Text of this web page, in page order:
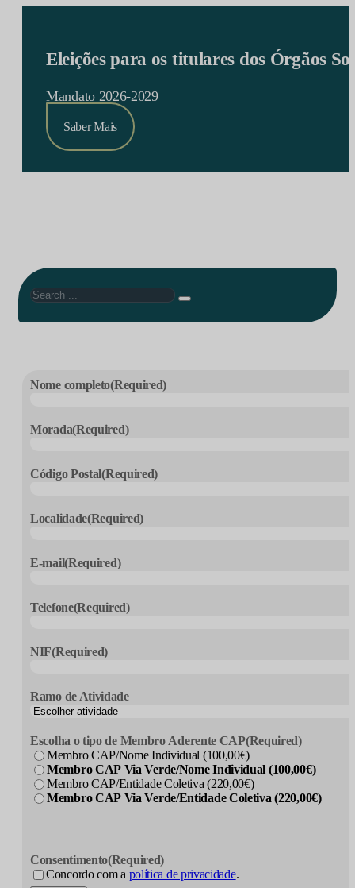
Eleições para os titulares dos Órgãos
Mandato 2026-2029
Saber Mais
Search
Nome completo(Required)
Morada(Required)
Código Postal(Required)
Localidade(Required)
E-mail(Required)
Telefone(Required)
NIF(Required)
Ramo de Atividade
Escolha o tipo de Membro Aderente CAP(Required)
Membro CAP/Nome Individual (100,00€)
Membro CAP Via Verde/Nome Individual (100,00€)
Membro CAP/Entidade Coletiva (220,00€)
Membro CAP Via Verde/Entidade Coletiva (220,00€)
Consentimento(Required)
Concordo com a política de privacidade.